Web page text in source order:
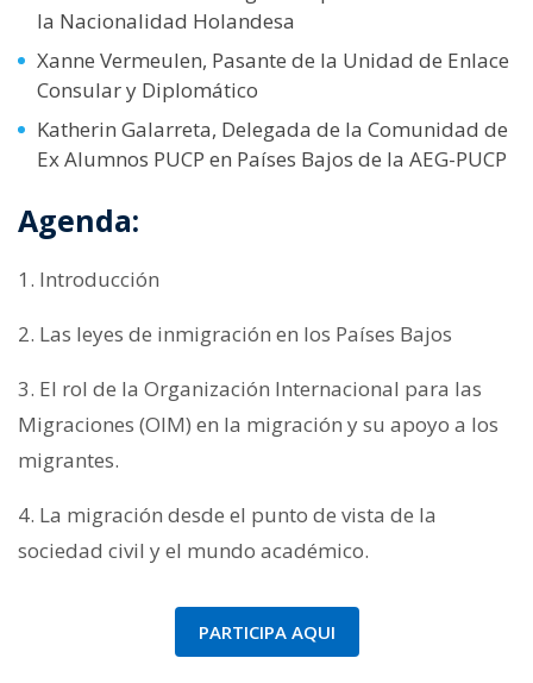
la Nacionalidad Holandesa
Xanne Vermeulen, Pasante de la Unidad de Enlace
Consular y Diplomático
Katherin Galarreta, Delegada de la Comunidad de
Ex Alumnos PUCP en Países Bajos de la AEG-PUCP
Agenda:
1. Introducción
2. Las leyes de inmigración en los Países Bajos
3. El rol de la Organización Internacional para las
Migraciones (OIM) en la migración y su apoyo a los
migrantes.
4. La migración desde el punto de vista de la
sociedad civil y el mundo académico.
PARTICIPA AQUI